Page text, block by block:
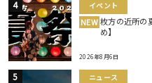
イベント
NEW 枚方の近所の
め】
2026年8月6日
ニュース